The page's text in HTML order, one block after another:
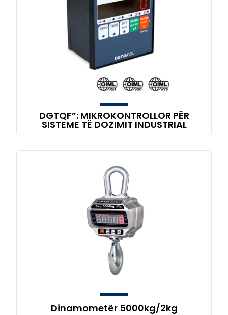
DGTQF”: MIKROKONTROLLOR PËR
SISTEME TË DOZIMIT INDUSTRIAL
Dinamometër 5000kg/2kg